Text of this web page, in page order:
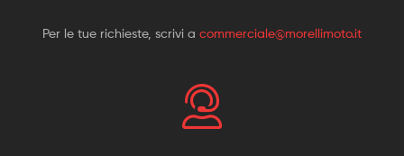
Per le tue richieste, scrivi a commerciale@morellimoto.it